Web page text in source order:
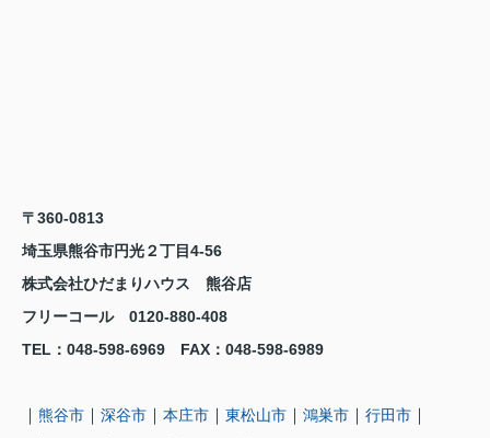
〒360-0813
埼玉県熊谷市円光２丁目4-56
株式会社ひだまりハウス 熊谷店
フリーコール 0120-880-408
TEL ：048-598-6969 FAX ： 048-598-6989
｜ 熊谷市 ｜ 深谷市 ｜ 本庄市 ｜ 東松山市 ｜ 鴻巣市 ｜ 行田市 ｜